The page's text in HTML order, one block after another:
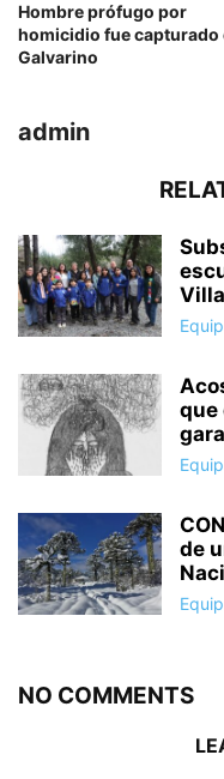
Hombre prófugo por
homicidio fue capturado
Galvarino
admin
que
de
NO COMMENTS